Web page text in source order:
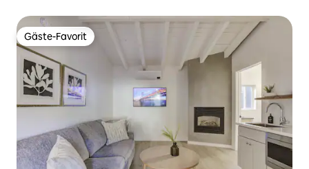
Gäste-Favorit
Gäste-Favorit